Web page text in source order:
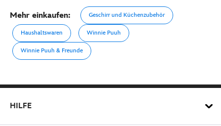
Mehr einkaufen: Geschirr und Küchenzubehör
Haushaltswaren Winnie Puuh
Winnie Puuh & Freunde
HILFE